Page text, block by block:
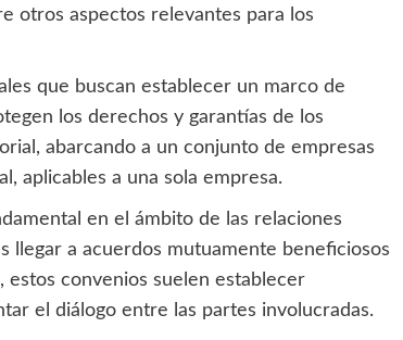
otros aspectos relevantes para los
que buscan establecer un marco de
los derechos y garantías de los
abarcando a un conjunto de empresas
aplicables a una sola empresa.
en el ámbito de las relaciones
llegar a acuerdos mutuamente beneficiosos
estos convenios suelen establecer
el diálogo entre las partes involucradas.